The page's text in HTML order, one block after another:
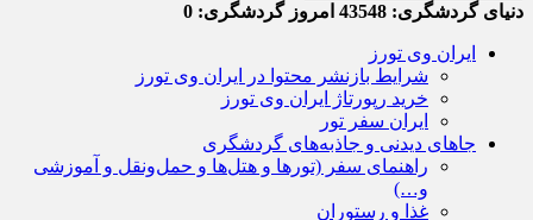
دنیای گردشگری: امروز گردشگری:
ایران وی تورز
شرایط بازنشر محتوا در ایران وی تورز
خرید رپورتاژ ایران وی تورز
ایران سفر تور
جاهای دیدنی و جاذبه‌های گردشگری
راهنمای سفر (تورها و هتل‌ها و حمل‌و‌نقل و آموزشی
و…)
غذا و رستوران